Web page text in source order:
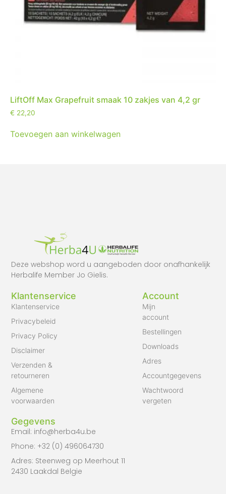
LiftOff Max Grapefruit smaak 10 zakjes van 4,2 gr
€ 22,20
Toevoegen aan winkelwagen
Deze webshop word u aangeboden door onafhankelijk
Herbalife Member Jo Gielis.
Klantenservice
Klantenservice
Privacybeleid
Privacy Policy
Disclaimer
Verzenden &
retourneren
Algemene
voorwaarden
Account
Mijn
account
Bestellingen
Downloads
Adres
Accountgegevens
Wachtwoord
vergeten
Gegevens
Email: info@herba4u.be
Phone: +32 (0) 496064730
Adres: Steenweg op Meerhout 11
2430 Laakdal Belgie